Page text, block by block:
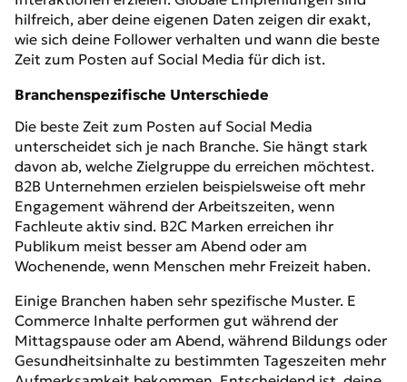
hilfreich, aber deine eigenen Daten zeigen dir exakt,
wie sich deine Follower verhalten und wann die beste
Zeit zum Posten auf Social Media für dich ist.
Branchenspezifische Unterschiede
Die beste Zeit zum Posten auf Social Media
unterscheidet sich je nach Branche. Sie hängt stark
davon ab, welche Zielgruppe du erreichen möchtest.
B2B Unternehmen erzielen beispielsweise oft mehr
Engagement während der Arbeitszeiten, wenn
Fachleute aktiv sind. B2C Marken erreichen ihr
Publikum meist besser am Abend oder am
Wochenende, wenn Menschen mehr Freizeit haben.
Einige Branchen haben sehr spezifische Muster. E
Commerce Inhalte performen gut während der
Mittagspause oder am Abend, während Bildungs oder
Gesundheitsinhalte zu bestimmten Tageszeiten mehr